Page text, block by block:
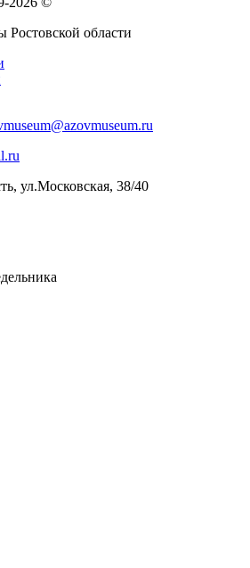
Ростовской области
ул.Московская, 38/40